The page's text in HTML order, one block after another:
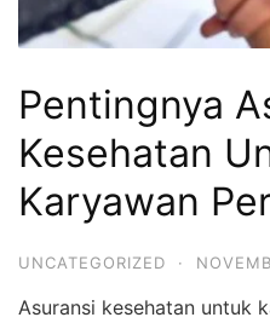
Pentingnya
Kesehatan
Karyawan
UNCATEGORIZED ·
Asuransi kesehatan untuk